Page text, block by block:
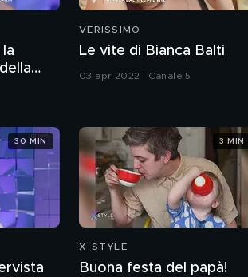
VERISSIMO
Le vite di Bianca Balti
03 apr 2022 | Canale 5
30 MIN
X-STYLE
Buona festa del papà!
3 MIN